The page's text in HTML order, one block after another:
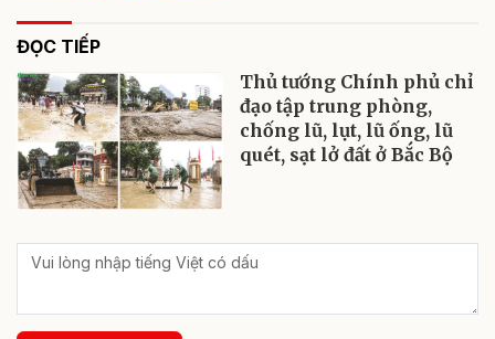
ĐỌC TIẾP
Thủ tướng Chính phủ chỉ
đạo tập trung phòng,
chống lũ, lụt, lũ ống, lũ
quét, sạt lở đất ở Bắc Bộ